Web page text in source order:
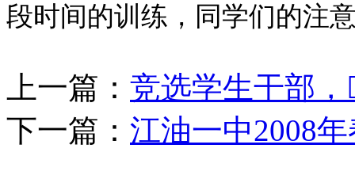
段时间的训练，同学们的注
上一篇： 竞选学生干部
下一篇： 江油一中2008